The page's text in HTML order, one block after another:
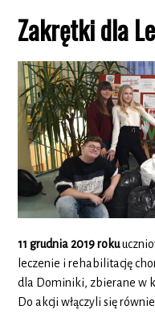
Zakrętki dla
11 grudnia 2019 roku
leczenie i rehabilitację
dla Dominiki, zbierane w
Do akcji włączyli się